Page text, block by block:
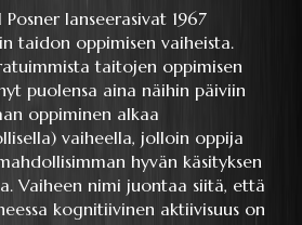
lanseerasivat 1967
taidon oppimisen vaiheista.
taitojen oppimisen
puolensa aina näihin päiviin
oppiminen alkaa
vaiheella, jolloin oppija
hyvän käsityksen
Vaiheen nimi juontaa siitä, että
kognitiivinen aktiivisuus on